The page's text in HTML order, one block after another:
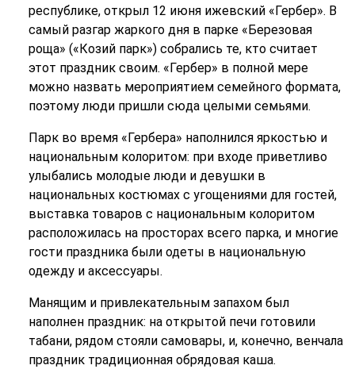
республике, открыл 12 июня ижевский «Гербер». В
самый разгар жаркого дня в парке «Березовая
роща» («Козий парк») собрались те, кто считает
этот праздник своим. «Гербер» в полной мере
можно назвать мероприятием семейного формата,
поэтому люди пришли сюда целыми семьями.
Парк во время «Гербера» наполнился яркостью и
национальным колоритом: при входе приветливо
улыбались молодые люди и девушки в
национальных костюмах с угощениями для гостей,
выставка товаров с национальным колоритом
расположилась на просторах всего парка, и многие
гости праздника были одеты в национальную
одежду и аксессуары.
Манящим и привлекательным запахом был
наполнен праздник: на открытой печи готовили
табани, рядом стояли самовары, и, конечно, венчала
праздник традиционная обрядовая каша.